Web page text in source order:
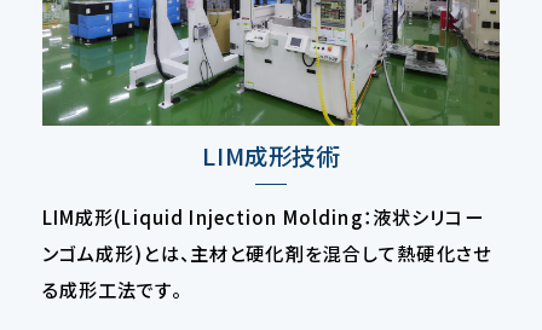
LIM成形技術
LIM成形(Liquid Injection Molding：液状シリコー
ンゴム成形)とは、主材と硬化剤を混合して熱硬化させ
る成形工法です。